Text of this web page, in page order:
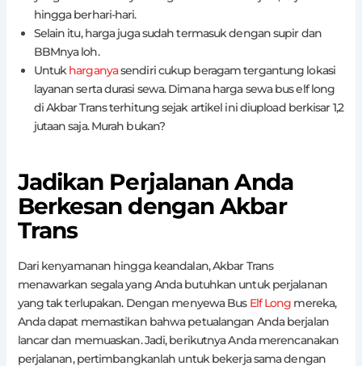
hingga berhari-hari.
Selain itu, harga juga sudah termasuk dengan supir dan
BBMnya loh.
Untukharganyasendiri cukup beragam tergantung lokasi
layanan serta durasi sewa. Dimana harga sewa bus elf long
di Akbar Trans terhitung sejak artikel ini diupload berkisar 1,2
jutaan saja. Murah bukan?
Jadikan Perjalanan Anda
Berkesan dengan Akbar
Trans
Dari kenyamanan hingga keandalan, Akbar Trans
menawarkan segala yang Anda butuhkan untuk perjalanan
yang tak terlupakan. Dengan menyewa Bus Elf Long mereka,
Anda dapat memastikan bahwa petualangan Anda berjalan
lancar dan memuaskan. Jadi, berikutnya Anda merencanakan
perjalanan, pertimbangkanlah untuk bekerja sama dengan